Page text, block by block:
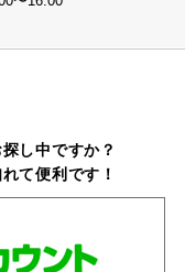
し中ですか？
て便利です！